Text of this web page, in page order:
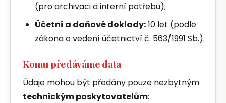
(pro archivaci a interní potřebu);
Účetní a daňové doklady:10 let (podle
zákona o vedení účetnictví č. 563/1991 Sb.).
Komu předáváme data
Údaje mohou být předány pouze nezbytným
technickým poskytovatelům: